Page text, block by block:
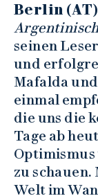
Berlin (AT)
seinen
und
Mafalda
einmal
die uns die
Tage ab
zu schauen.
Welt im